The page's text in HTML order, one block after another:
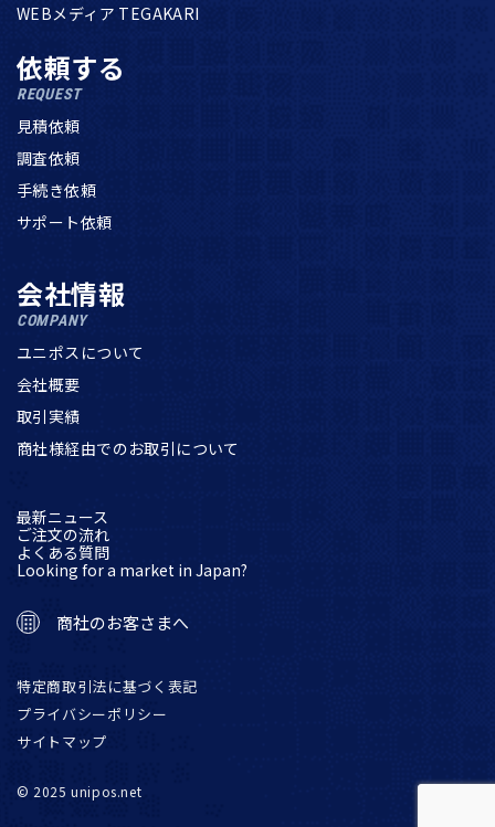
WEBメディア TEGAKARI
依頼する
REQUEST
見積依頼
調査依頼
手続き依頼
サポート依頼
会社情報
COMPANY
ユニポスについて
会社概要
取引実績
商社様経由でのお取引について
最新ニュース
ご注文の流れ
よくある質問
Looking for a market in Japan?
商社のお客さまへ
© 2025 unipos.net
特定商取引法に基づく表記
プライバシーポリシー
サイトマップ